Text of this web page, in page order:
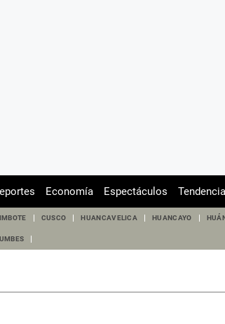
Economía Espectáculos Tendencia
CUSCO HUANCAVELICA HUANCAYO